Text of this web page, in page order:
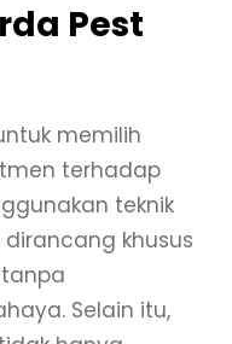
Pest
memilih
terhadap
teknik
khusus
Selain itu,